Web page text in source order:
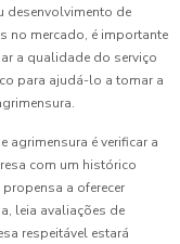
desenvolvimento de
no mercado, é importante
a qualidade do serviço
para ajudá-lo a tomar a
agrimensura é verificar a
com um histórico
a oferecer
leia avaliações de
respeitável estará